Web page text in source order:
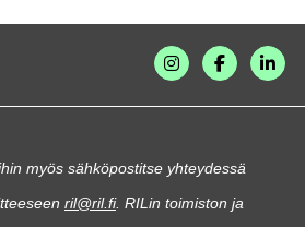
myös sähköpostitse yhteydessä
ril@ril.fi. RILin toimiston ja